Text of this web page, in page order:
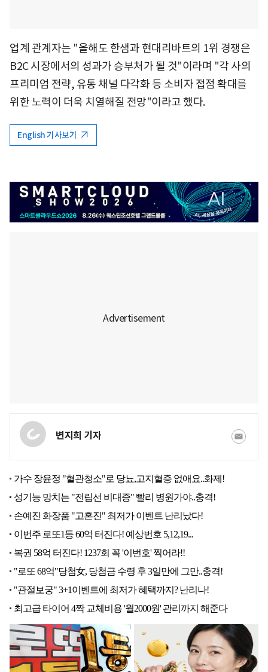
업계 관계자는 "올해도 한샘과 현대리바트의 1위 경쟁은
B2C 시장에서의 성과가 승부처가 될 것"이라며 "각 사의
프리미엄 전략, 유통 채널 다각화 등 소비자 접점 확대를
위한 노력이 더욱 치열해질 전망"이라고 했다.
English 기사보기
변지희 기자